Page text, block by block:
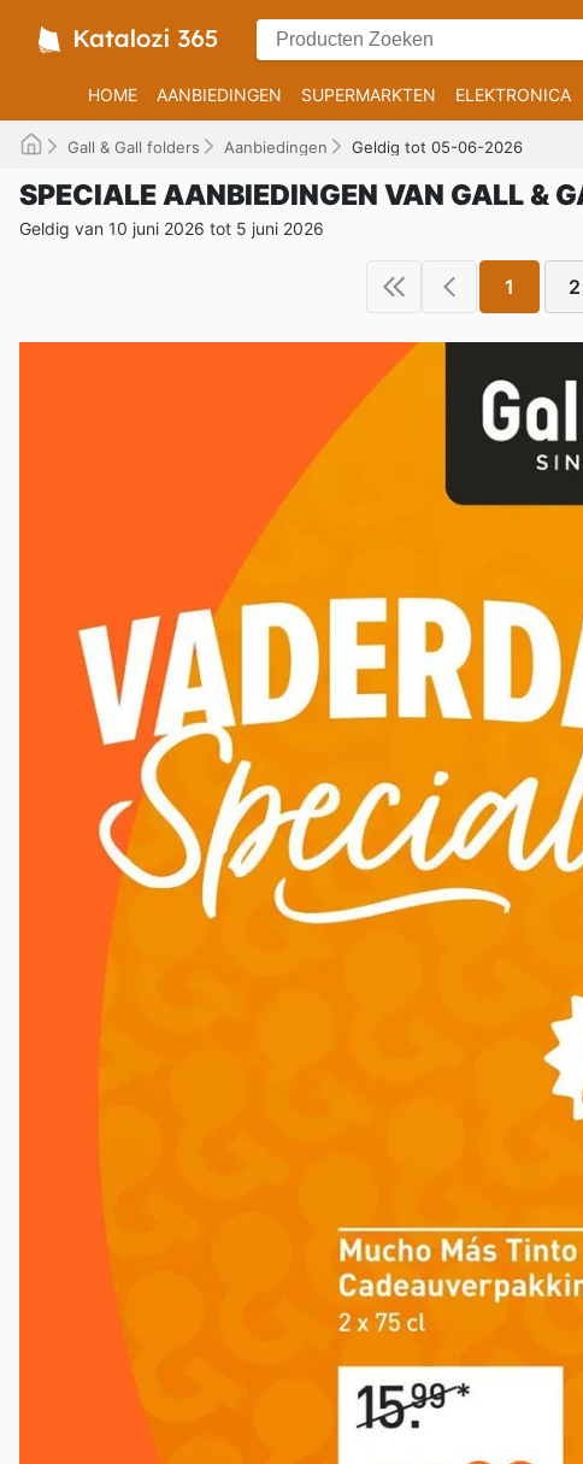
HOME AANBIEDINGEN SUPERMARKTEN ELEKTRONICA
Gall & Gall folders Aanbiedingen Geldig tot 05-06-2026
SPECIALE AANBIEDINGEN VAN GALL &
Geldig van 10 juni 2026 tot 5 juni 2026
1 2